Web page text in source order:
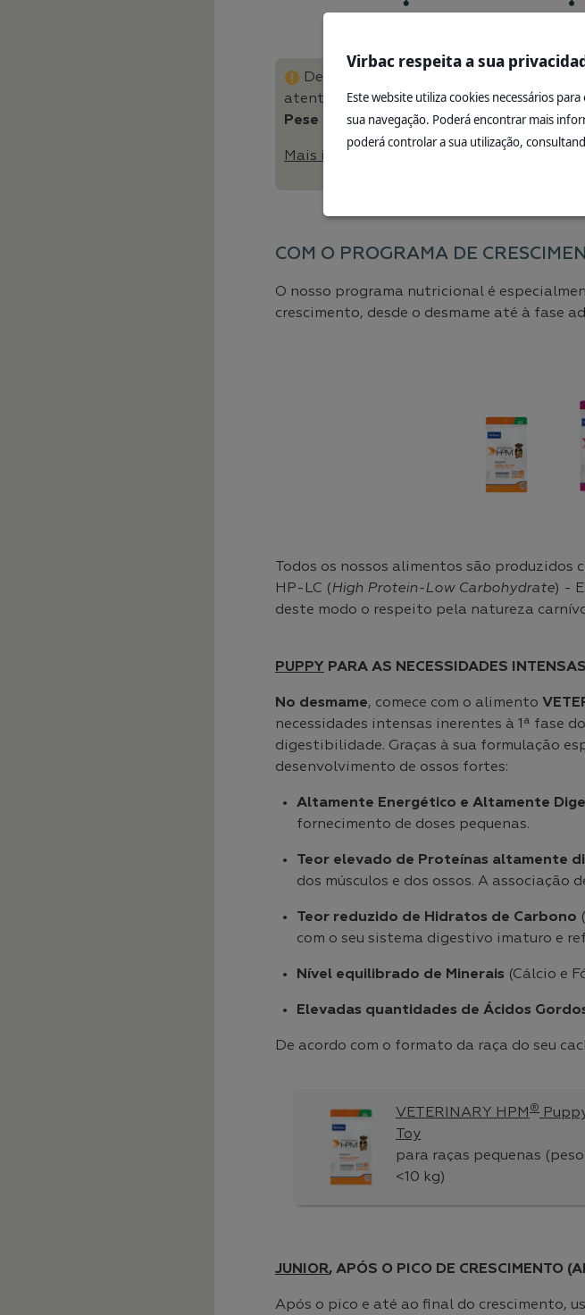
De modo a proteger a saúde do
atentamente para a sua curva de
Pese o seu cachorro a cada 2 semanas e
Mais informação sobre os diferentes
COM O PROGRAMA DE
O nosso programa nutricional é
crescimento, desde o desmame até à fase
Todos os nossos alimentos são
HP-LC (High Protein-Low Carbohydrate) -
deste modo o respeito pela natureza
PUPPY PARA AS NECESSIDADES
No desmame, comece com o alimento
necessidades intensas inerentes à 1ª fase
digestibilidade. Graças à sua formulação
desenvolvimento de ossos fortes:
Altamente Energético e Altamente
fornecimento de doses pequenas.
Teor elevado de Proteínas altamente
dos músculos e dos ossos. A
Teor reduzido de Hidratos de Carbono
com o seu sistema digestivo imaturo e
Nível equilibrado de Minerais (Cálcio e
Elevadas quantidades de Ácidos
De acordo com o formato da raça do seu
VETERINARY HPM ®
Toy
para raças pequenas
<10 kg)
JUNIOR, APÓS O PICO DE CRESCIMENTO
Após o pico e até ao final do crescimento,
Virbac respeita a sua
Este website utiliza cookies necessários
sua navegação. Poderá encontrar mais
poderá controlar a sua utilização,